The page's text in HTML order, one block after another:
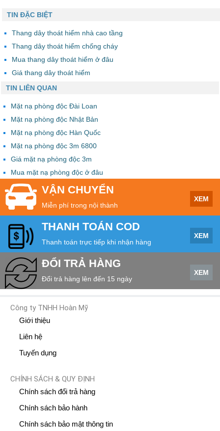
TIN ĐẶC BIỆT
Thang dây thoát hiểm nhà cao tầng
Thang dây thoát hiểm chống cháy
Mua thang dây thoát hiểm ở đâu
Giá thang dây thoát hiểm
TIN LIÊN QUAN
Mặt nạ phòng độc Đài Loan
Mặt nạ phòng độc Nhật Bản
Mặt nạ phòng độc Hàn Quốc
Mặt nạ phòng độc 3m 6800
Giá mặt nạ phòng độc 3m
Mua mặt nạ phòng độc ở đâu
VẬN CHUYỂN
Miễn phí trong nội thành
XEM
THANH TOÁN COD
Thanh toán trực tiếp khi nhận hàng
XEM
ĐỔI TRẢ HÀNG
Đổi trả hàng lên đến 15 ngày
XEM
Công ty TNHH Hoàn Mỹ
Giới thiệu
Liên hệ
Tuyến dụng
CHÍNH SÁCH & QUY ĐỊNH
Chính sách đổi trả hàng
Chính sách bảo hành
Chính sách bảo mật thông tin